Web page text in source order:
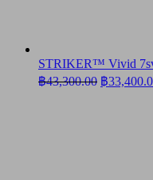
STRIKER™ Vivid
฿43,300.00 Original
price
฿